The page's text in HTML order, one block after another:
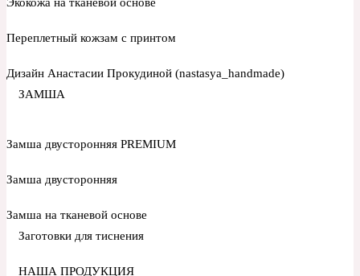
Переплетный кожзам с принтом
Дизайн Анастасии Прокудиной (nastasya_handmade)
ЗАМША
Замша двусторонняя PREMIUM
Замша двусторонняя
Замша на тканевой основе
Заготовки для тиснения
НАША ПРОДУКЦИЯ